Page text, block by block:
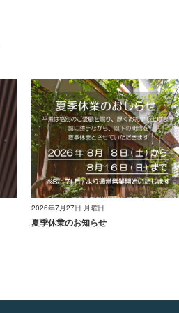
2026年7月27日 月曜日
夏季休業のお知らせ